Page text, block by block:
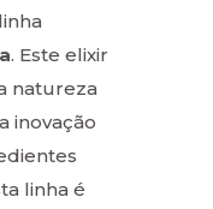
. Este elixir
natureza
inovação
linha é